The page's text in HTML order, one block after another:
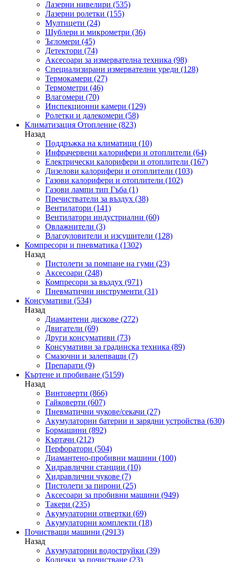
Лазерни нивелири (535)
Лазерни ролетки (155)
Мултицети (24)
Шублери и микрометри (36)
Ъгломери (45)
Детектори (74)
Аксесоари за измервателна техника (98)
Специализирани измервателни уреди (128)
Термокамери (27)
Термометри (46)
Влагомери (70)
Инспекционни камери (129)
Ролетки и далекомери (58)
Климатизация Отопление (823)
Назад
Поддръжка на климатици (10)
Инфрачервени калорифери и отоплители (64)
Електрически калорифери и отоплители (167)
Дизелови калорифери и отоплители (103)
Газови калорифери и отоплители (102)
Газови лампи тип Гъба (1)
Пречистватели за въздух (38)
Вентилатори (141)
Вентилатори индустриални (60)
Овлажнители (3)
Влагоуловители и изсушители (128)
Компресори и пневматика (1302)
Назад
Пистолети за помпане на гуми (23)
Аксесоари (248)
Компресори за въздух (971)
Пневматични инструменти (31)
Консумативи (534)
Назад
Диамантени дискове (272)
Двигатели (69)
Други консумативи (73)
Консумативи за градинска техника (89)
Смазочни и залепващи (7)
Препарати (9)
Къртене и пробиване (5159)
Назад
Винтоверти (866)
Гайковерти (607)
Пневматични чукове/секачи (27)
Акумулаторни батерии и зарядни устройства (630)
Бормашини (892)
Къртачи (212)
Перфоратори (504)
Диамантено-пробивни машини (100)
Хидравлични станции (10)
Хидравлични чукове (7)
Пистолети за пирони (25)
Аксесоари за пробивни машини (949)
Такери (235)
Акумулаторни отвертки (69)
Акумулаторни комплекти (18)
Почистващи машини (2913)
Назад
Акумулаторни водоструйки (39)
Колички за почистване (23)